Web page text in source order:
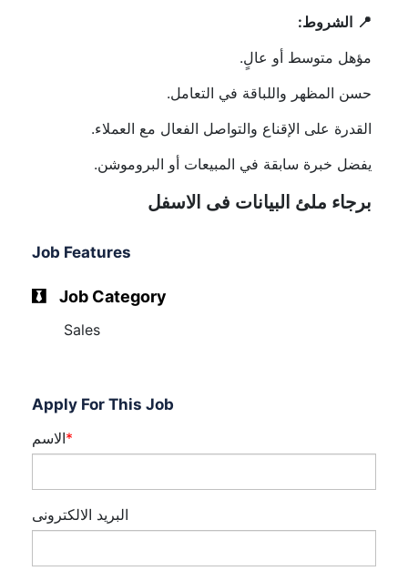
📍 الشروط:
مؤهل متوسط أو عالٍ.
حسن المظهر واللباقة في التعامل.
القدرة على الإقناع والتواصل الفعال مع العملاء.
يفضل خبرة سابقة في المبيعات أو البروموشن.
برجاء ملئ البيانات فى الاسفل
Job Features
Job Category
Sales
Apply For This Job
الاسم*
البريد الالكترونى